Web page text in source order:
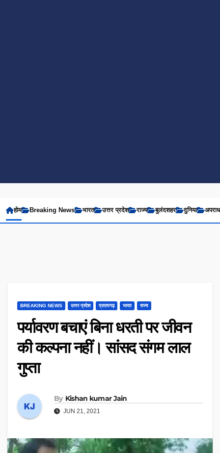
होम Breaking News भारत उत्तर प्रदेश राज्य बुलंदशहर दुनिया अपराध
BREAKING NEWS उत्तर प्रदेश प्रतापगढ़ भारत राज्य
पर्यावरण बचाएं बिना धरती पर जीवन
की कल्पना नहीं। सांसद संगम लाल
गुप्ता
By Kishan kumar Jain
JUN 21, 2021